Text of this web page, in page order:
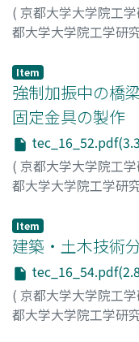
( 京都大学大学院工
都大学大学院工学研
藤平, 剛久
Item
強制加振中の橋
固定金具の製作
( 京都大学大学院工
都大学大学院工学研
平野, 裕一
Item
建築・土木技術
( 京都大学大学院工
都大学大学院工学研